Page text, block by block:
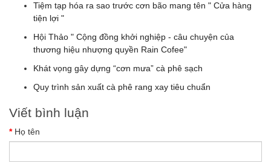
Tiệm tạp hóa ra sao trước cơn bão mang tên " Cửa hàng
tiện lợi "
Hội Thảo " Cộng đồng khởi nghiệp - câu chuyện của
thương hiệu nhượng quyền Rain Cofee"
Khát vọng gây dựng “cơn mưa” cà phê sạch
Quy trình sản xuất cà phê rang xay tiêu chuẩn
Viết bình luận
Họ tên